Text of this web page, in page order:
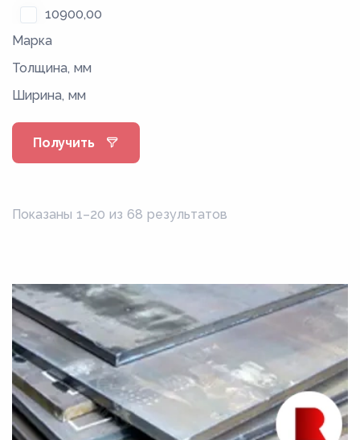
10900,00
11000,00
11100,00
11200,00
11300,00
11350,00
11700,00
11750,00
11800,00
11900,00
12000,00
12040,00
Марка
Толщина, мм
Ширина, мм
Получить
Показаны 1–20 из 68 результатов